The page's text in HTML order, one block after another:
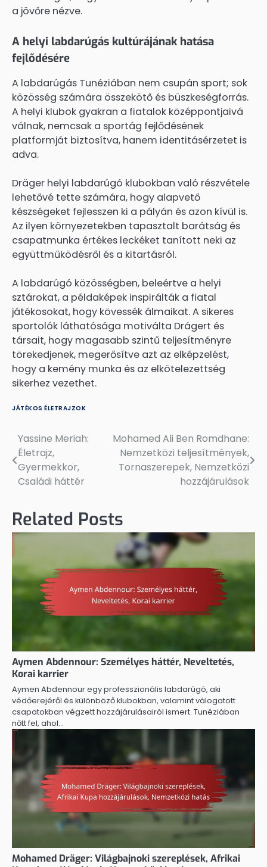
a jövőre nézve.
A helyi labdarúgás kultúrájának hatása
fejlődésére
A labdarúgás Tunéziában nem csupán sport; sok
közösség számára összekötő és büszkeségforrás.
A helyi klubok gyakran a fiatalok középpontjaivá
válnak, nemcsak a sportág fejlődésének
platformját biztosítva, hanem identitásérzetet is
adva.
Dräger helyi labdarúgó klubokban való részvétele
lehetővé tette számára, hogy alapvető
készségeket fejlesszen ki a pályán és azon kívül is.
Az ilyen környezetekben tapasztalt barátság és
csapatmunka értékes leckéket tanított neki az
együttműködésről és a kitartásról.
A labdarúgó közösségben, beleértve a helyi
sztárokat, a példaképek inspirálták a fiatal
játékosokat, hogy kövessék álmaikat. A sikeres
sportolók láthatósága motiválta Drágert és
társait, hogy magasabb szintű teljesítményre
törekedjenek, megerősítve azt az elképzelést,
hogy a kemény munka és az elkötelezettség
sikerhez vezethet.
JÁTÉKOS ÉLETRAJZOK
Post
navigation
Yassine Meriah:
Életrajz,
Gyermekkor,
Családi háttér
Mohamed Ali Ben Romdhane:
Nemzetközi teljesítmények,
Tornaszerepek, Nemzetközi
hozzájárulások
Related Posts
Aymen Abdennour: Személyes háttér, Neveltetés,
Korai karrier
Aymen Abdennour egy professzionális labdarúgó, aki
védőerejéről és különböző klubokban, valamint válogatott
csapatokban végzett hozzájárulásairól ismert. Tunéziában
nőtt fel, ahol…
Mohamed Dräger: Világbajnoki szereplések, Afrikai